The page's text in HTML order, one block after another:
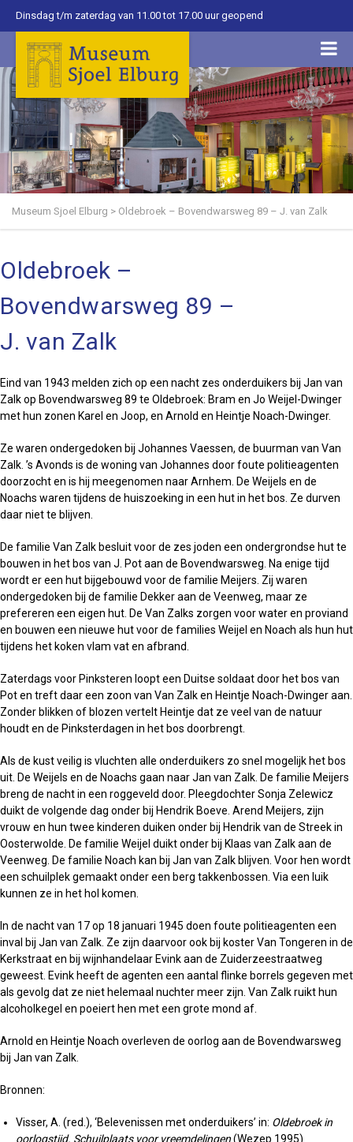
Dinsdag t/m zaterdag van 11.00 tot 17.00 uur geopend
Museum Sjoel Elburg > Oldebroek – Bovendwarsweg 89 – J. van Zalk
Oldebroek –
Bovendwarsweg 89 –
J. van Zalk
Eind van 1943 melden zich op een nacht zes onderduikers bij Jan van
Zalk op Bovendwarsweg 89 te Oldebroek: Bram en Jo Weijel-Dwinger
met hun zonen Karel en Joop, en Arnold en Heintje Noach-Dwinger.
Ze waren ondergedoken bij Johannes Vaessen, de buurman van Van
Zalk. ’s Avonds is de woning van Johannes door foute politieagenten
doorzocht en is hij meegenomen naar Arnhem. De Weijels en de
Noachs waren tijdens de huiszoeking in een hut in het bos. Ze durven
daar niet te blijven.
De familie Van Zalk besluit voor de zes joden een ondergrondse hut te
bouwen in het bos van J. Pot aan de Bovendwarsweg. Na enige tijd
wordt er een hut bijgebouwd voor de familie Meijers. Zij waren
ondergedoken bij de familie Dekker aan de Veenweg, maar ze
prefereren een eigen hut. De Van Zalks zorgen voor water en proviand
en bouwen een nieuwe hut voor de families Weijel en Noach als hun hut
tijdens het koken vlam vat en afbrand.
Zaterdags voor Pinksteren loopt een Duitse soldaat door het bos van
Pot en treft daar een zoon van Van Zalk en Heintje Noach-Dwinger aan.
Zonder blikken of blozen vertelt Heintje dat ze veel van de natuur
houdt en de Pinksterdagen in het bos doorbrengt.
Als de kust veilig is vluchten alle onderduikers zo snel mogelijk het bos
uit. De Weijels en de Noachs gaan naar Jan van Zalk. De familie Meijers
breng de nacht in een roggeveld door. Pleegdochter Sonja Zelewicz
duikt de volgende dag onder bij Hendrik Boeve. Arend Meijers, zijn
vrouw en hun twee kinderen duiken onder bij Hendrik van de Streek in
Oosterwolde. De familie Weijel duikt onder bij Klaas van Zalk aan de
Veenweg. De familie Noach kan bij Jan van Zalk blijven. Voor hen wordt
een schuilplek gemaakt onder een berg takkenbossen. Via een luik
kunnen ze in het hol komen.
In de nacht van 17 op 18 januari 1945 doen foute politieagenten een
inval bij Jan van Zalk. Ze zijn daarvoor ook bij koster Van Tongeren in de
Kerkstraat en bij wijnhandelaar Evink aan de Zuiderzeestraatweg
geweest. Evink heeft de agenten een aantal flinke borrels gegeven met
als gevolg dat ze niet helemaal nuchter meer zijn. Van Zalk ruikt hun
alcoholkegel en poeiert hen met een grote mond af.
Arnold en Heintje Noach overleven de oorlog aan de Bovendwarsweg
bij Jan van Zalk.
Bronnen:
Visser, A. (red.), ‘Belevenissen met onderduikers’ in: Oldebroek in
oorlogstijd. Schuilplaats voor vreemdelingen(Wezep 1995)